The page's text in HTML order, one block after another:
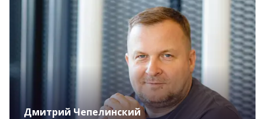
Дмитрий Чепелинский